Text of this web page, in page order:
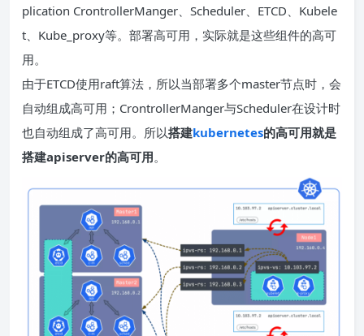
plication CrontrollerManger、Scheduler、ETCD、Kubele
t、Kube_proxy等。部署高可用，实际就是这些组件的高可
用。
由于ETCD使用raft算法，所以当部署多个master节点时，会
自动组成高可用；CrontrollerManger与Scheduler在设计时
也自动组成了高可用。所以搭建kubernetes的高可用就是
搭建apiserver的高可用。